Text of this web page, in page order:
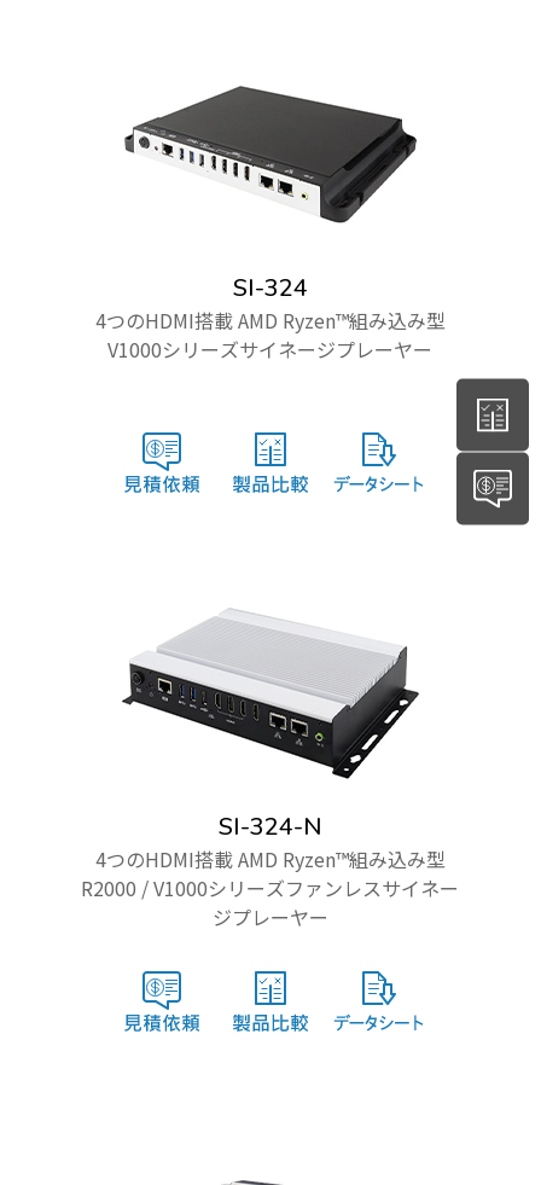
SI-324
4つのHDMI搭載 AMD Ryzen™組み込み型
V1000シリーズサイネージプレーヤー
SI-324-N
4つのHDMI搭載 AMD Ryzen™組み込み型
R2000 / V1000シリーズファンレスサイネー
ジプレーヤー